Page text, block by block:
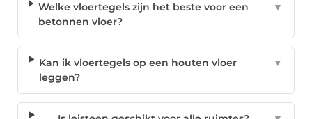
Welke vloertegels zijn het beste voor een
betonnen vloer?
▼
Kan ik vloertegels op een houten vloer
leggen?
▼